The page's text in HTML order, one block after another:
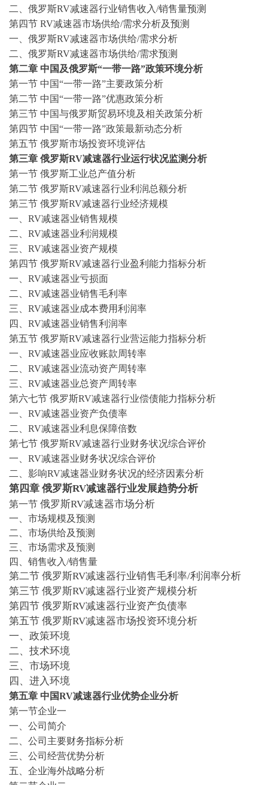
二、俄罗斯RV减速器行业销售收入/销售量预测
第四节 RV减速器市场供给/需求分析及预测
一、俄罗斯RV减速器市场供给/需求分析
二、俄罗斯RV减速器市场供给/需求预测
第二章 中国及俄罗斯“一带一路”政策环境分析
第一节 中国“一带一路”主要政策分析
第二节 中国“一带一路”优惠政策分析
第三节 中国与俄罗斯贸易环境及相关政策分析
第四节 中国“一带一路”政策最新动态分析
第五节 俄罗斯市场投资环境评估
第三章 俄罗斯RV减速器行业运行状况监测分析
第一节 俄罗斯工业总产值分析
第二节 俄罗斯RV减速器行业利润总额分析
第三节 俄罗斯RV减速器行业经济规模
一、 RV减速器业销售规模
二、 RV减速器业利润规模
三、 RV减速器业资产规模
第四节 俄罗斯RV减速器行业盈利能力指标分析
一、 RV减速器业亏损面
二、 RV减速器业销售毛利率
三、 RV减速器业成本费用利润率
四、 RV减速器业销售利润率
第五节 俄罗斯RV减速器行业营运能力指标分析
一、 RV减速器业应收账款周转率
二、 RV减速器业流动资产周转率
三、 RV减速器业总资产周转率
第六七节 俄罗斯RV减速器行业偿债能力指标分析
一、 RV减速器业资产负债率
二、 RV减速器业利息保障倍数
第七节 俄罗斯RV减速器行业财务状况综合评价
一、 RV减速器业财务状况综合评价
二、影响RV减速器业财务状况的经济因素分析
第四章 俄罗斯RV减速器行业发展趋势分析
第一节 俄罗斯RV减速器市场分析
一、市场规模及预测
二、市场供给及预测
三、市场需求及预测
四、销售收入/销售量
第二节 俄罗斯RV减速器行业销售毛利率/利润率分析
第三节 俄罗斯RV减速器行业资产规模分析
第四节 俄罗斯RV减速器行业资产负债率
第五节 俄罗斯RV减速器市场投资环境分析
一、政策环境
二、技术环境
三、市场环境
四、进入环境
第五章 中国RV减速器行业优势企业分析
第一节企业一
一、公司简介
二、公司主要财务指标分析
三、公司经营优势分析
五、企业海外战略分析